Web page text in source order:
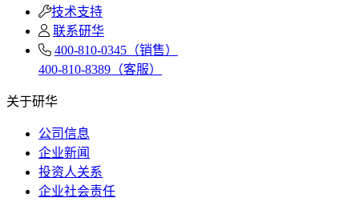
技术支持
联系研华
400-810-0345（销售）
400-810-8389（客服）
关于研华
公司信息
企业新闻
投资人关系
企业社会责任